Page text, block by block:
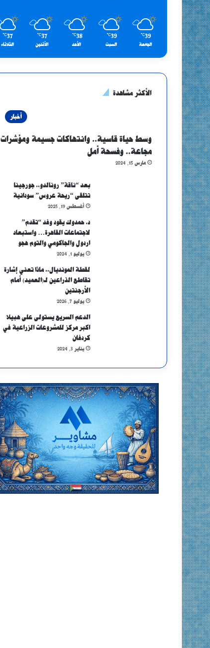
39
℃
الجمعة
39
℃
السبت
38
℃
الأحد
37
℃
الأثنين
37
℃
الثلاثاء
الأكثر مشاهدة
أخبار
وسط حياة قاسية.. وانتهاكات جسيمة ومؤشرات
مجاعة.. وفسحة أمل
مارس 15, 2024
بعد “ناقة” رونالدو.. جورجينا
تتلقى “ريحة عروس” سودانية
أغسطس 19, 2025
د. حمدوك يقود وفد “تقدم”
لاجتماعات القاهرة… واستبعاد
اردول والجاكومي والتوم هجو
يوليو 1, 2024
لقطة المونديال.. ماذا تعني إشارة
تقاطع الذراعين لـ(العميد) أمام
الأرجنتين
يوليو 7, 2026
الدعم السريع يستولى على هبيلا
اكبر مركز للمشروعات الزراعية في
كردفان
يناير 3, 2024